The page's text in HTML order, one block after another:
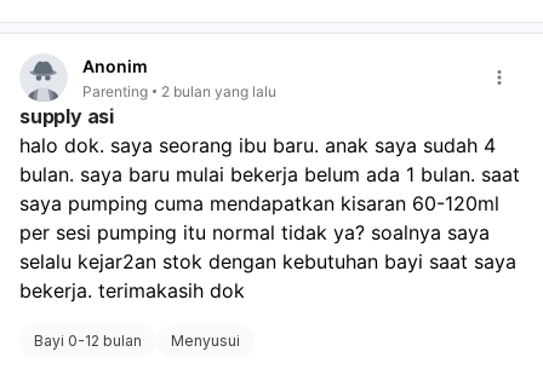
respons setelah imunisasi, hingga kondisi lingkungan
akurat, sulit untuk memastikan apakah ini demam atau
hanya peningkatan suhu tubuh biasa. Saran kami, segera
ukur suhu tubuh anak Anda dengan termometer yang
akurat (misalnya di ketiak atau rektum) saat ia terasa
panas. Jika suhu mencapai 38°C atau lebih, atau jika
anak menunjukkan tanda-tanda lain seperti lesu, rewel,
menolak minum, atau kesulitan bernapas, sangat penting
untuk segera membawa anak Anda ke dokter atau
fasilitas kesehatan terdekat untuk pemeriksaan lebih
lanjut. Dokter akan dapat menentukan penyebab pasti
anak Anda.
Anonim
Parenting 2 bulan yang lalu
supply asi
halo dok. saya seorang ibu baru. anak saya sudah 4
bulan. saya baru mulai bekerja belum ada 1 bulan. saat
saya pumping cuma mendapatkan kisaran 60-120ml
per sesi pumping itu normal tidak ya? soalnya saya
selalu kejar2an stok dengan kebutuhan bayi saat saya
bekerja. terimakasih dok
Bayi 0-12 bulan Menyusui